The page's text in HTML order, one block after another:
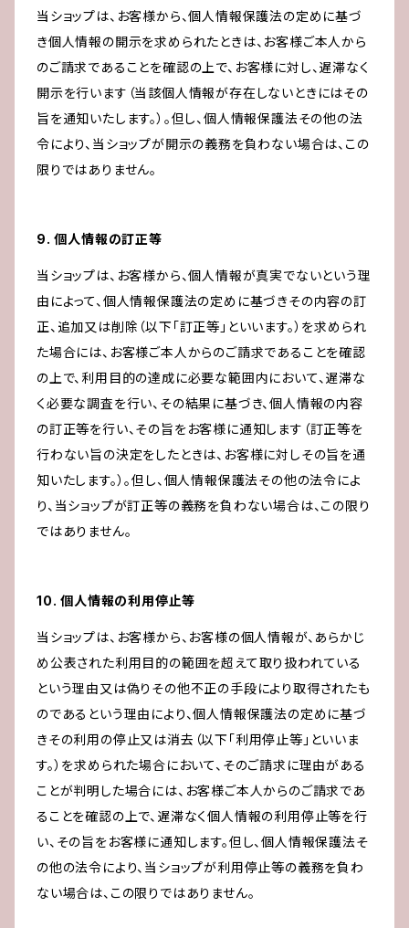
当ショップは、お客様から、個人情報保護法の定めに基づ
き個人情報の開示を求められたときは、お客様ご本人から
のご請求であることを確認の上で、お客様に対し、遅滞なく
開示を行います（当該個人情報が存在しないときにはその
旨を通知いたします。）。但し、個人情報保護法その他の法
令により、当ショップが開示の義務を負わない場合は、この
限りではありません。
9. 個人情報の訂正等
当ショップは、お客様から、個人情報が真実でないという理
由によって、個人情報保護法の定めに基づきその内容の訂
正、追加又は削除（以下「訂正等」といいます。）を求められ
た場合には、お客様ご本人からのご請求であることを確認
の上で、利用目的の達成に必要な範囲内において、遅滞な
く必要な調査を行い、その結果に基づき、個人情報の内容
の訂正等を行い、その旨をお客様に通知します（訂正等を
行わない旨の決定をしたときは、お客様に対しその旨を通
知いたします。）。但し、個人情報保護法その他の法令によ
り、当ショップが訂正等の義務を負わない場合は、この限り
ではありません。
10. 個人情報の利用停止等
当ショップは、お客様から、お客様の個人情報が、あらかじ
め公表された利用目的の範囲を超えて取り扱われている
という理由又は偽りその他不正の手段により取得されたも
のであるという理由により、個人情報保護法の定めに基づ
きその利用の停止又は消去（以下「利用停止等」といいま
す。）を求められた場合において、そのご請求に理由がある
ことが判明した場合には、お客様ご本人からのご請求であ
ることを確認の上で、遅滞なく個人情報の利用停止等を行
い、その旨をお客様に通知します。但し、個人情報保護法そ
の他の法令により、当ショップが利用停止等の義務を負わ
ない場合は、この限りではありません。